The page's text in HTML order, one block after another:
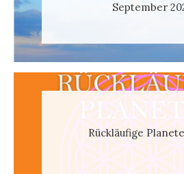
September
Rückläufige